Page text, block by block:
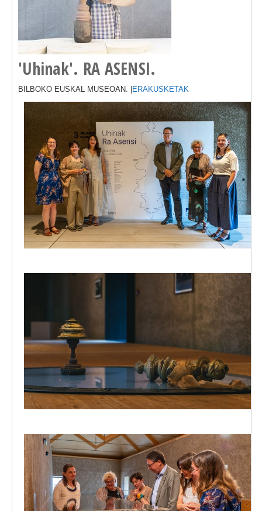
'Uhinak'. RA ASENSI.
BILBOKO EUSKAL MUSEOAN. | ERAKUSKETAK